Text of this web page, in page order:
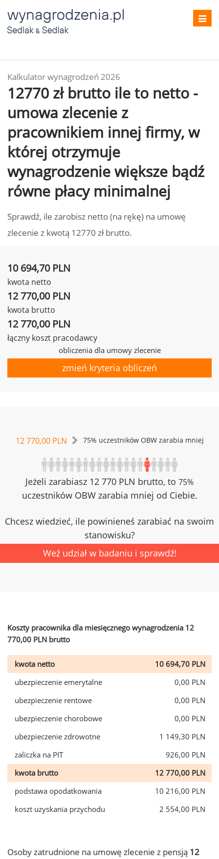
Kalkulator wynagrodzeń 2026
12770 zł brutto ile to netto -
umowa zlecenie z
pracownikiem innej firmy, w
której otrzymuje
wynagrodzenie większe bądź
równe płacy minimalnej
Sprawdź, ile zarobisz netto (na rękę) na umowę
zlecenie z kwotą 12770 zł brutto.
10 694,70 PLN
kwota netto
12 770,00 PLN
kwota brutto
12 770,00 PLN
łączny koszt pracodawcy
obliczenia dla umowy zlecenie
zmień kryteria obliczeń
12 770,00 PLN 75% uczestników OBW zarabia mniej
Jeżeli zarabiasz 12 770 PLN brutto, to 75%
uczestników OBW zarabia mniej od Ciebie.
Chcesz wiedzieć, ile powinieneś zarabiać na swoim
stanowisku?
Weź udział w badaniu i sprawdź!
Koszty pracownika dla miesięcznego wynagrodzenia 12
770,00 PLN brutto
kwota netto
10 694,70 PLN
ubezpieczenie emerytalne
0,00 PLN
ubezpieczenie rentowe
0,00 PLN
ubezpieczenie chorobowe
0,00 PLN
ubezpieczenie zdrowotne
1 149,30 PLN
zaliczka na PIT
926,00 PLN
kwota brutto
12 770,00 PLN
podstawa opodatkowania
10 216,00 PLN
koszt uzyskania przychodu
2 554,00 PLN
Osoby zatrudnione na umowę zlecenie z pensją 12